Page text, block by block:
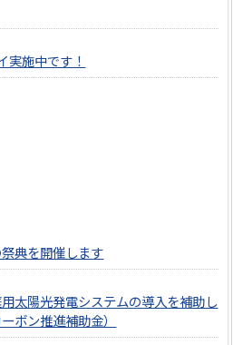
施中です！
祭典を開催します
太陽光発電システムの導入を補助し
ボン推進補助金）